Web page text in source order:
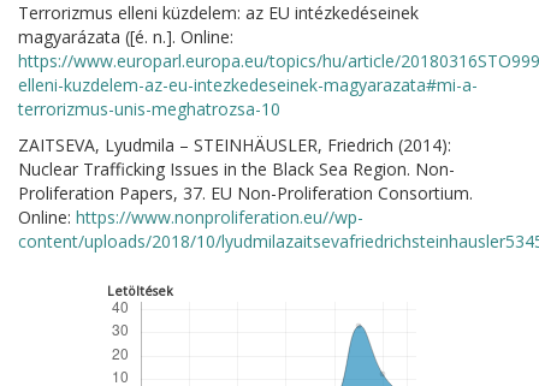
Terrorizmus elleni küzdelem: az EU intézkedéseinek
magyarázata ([é. n.]. Online:
https://www.europarl.europa.eu/topics/hu/article/
elleni-kuzdelem-az-eu-intezkedeseinek-magyarazata#mi-a-
terrorizmus-unis-meghatrozsa-10
ZAITSEVA, Lyudmila – STEINHÄUSLER, Friedrich (2014):
Nuclear Trafficking Issues in the Black Sea Region. Non-
Proliferation Papers, 37. EU Non-Proliferation Consortium.
Online: https://www.nonproliferation.eu//wp-
content/uploads/2018/10/
Letöltések